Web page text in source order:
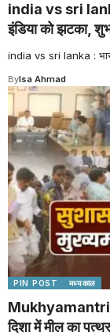
india vs sri
इंडिया को झटका,
india vs sri lanka :
ByIsa Ahmad
PIN POST मध्यकाल
Mukhyamantri
दिशा में मील का